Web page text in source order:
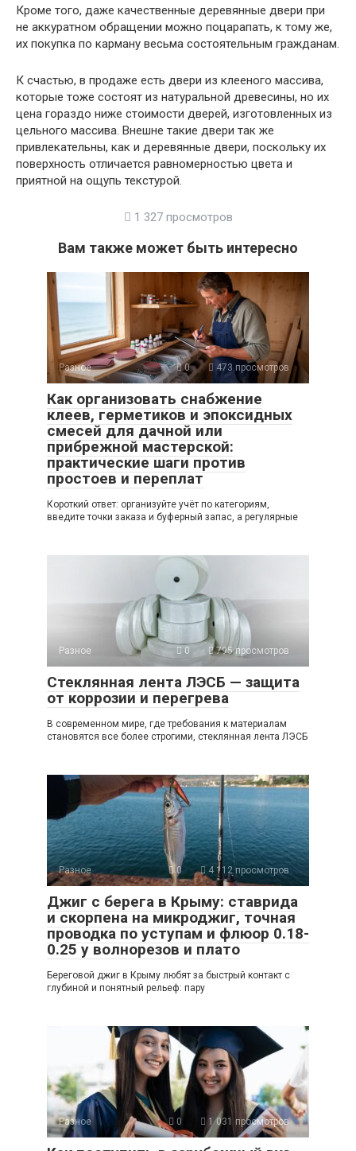
Кроме того, даже качественные деревянные двери при
не аккуратном обращении можно поцарапать, к тому же,
их покупка по карману весьма состоятельным гражданам.
К счастью, в продаже есть двери из клееного массива,
которые тоже состоят из натуральной древесины, но их
цена гораздо ниже стоимости дверей, изготовленных из
цельного массива. Внешне такие двери так же
привлекательны, как и деревянные двери, поскольку их
поверхность отличается равномерностью цвета и
приятной на ощупь текстурой.
1 327 просмотров
Вам также может быть интересно
Разное 0 473 просмотров
Как организовать снабжение
клеев, герметиков и эпоксидных
смесей для дачной или
прибрежной мастерской:
практические шаги против
простоев и переплат
Короткий ответ: организуйте учёт по категориям,
введите точки заказа и буферный запас, а регулярные
Разное 0 795 просмотров
Стеклянная лента ЛЭСБ — защита
от коррозии и перегрева
В современном мире, где требования к материалам
становятся все более строгими, стеклянная лента ЛЭСБ
Разное 0 4 112 просмотров
Джиг с берега в Крыму: ставрида
и скорпена на микроджиг, точная
проводка по уступам и флюор 0.18-
0.25 у волнорезов и плато
Береговой джиг в Крыму любят за быстрый контакт с
глубиной и понятный рельеф: пару
Разное 0 1 031 просмотров